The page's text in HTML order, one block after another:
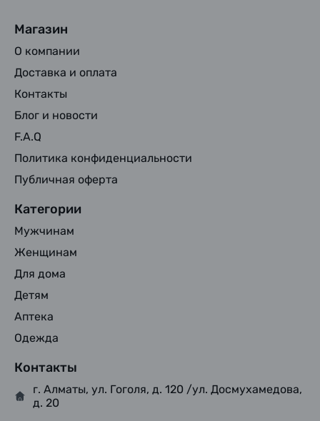
Магазин
О компании
Доставка и оплата
Контакты
Блог и новости
F.A.Q
Политика конфиденциальности
Публичная оферта
Категории
Мужчинам
Женщинам
Для дома
Детям
Аптека
Одежда
Контакты
г. Алматы, ул. Гоголя, д. 120 /ул. Досмухамедова,
д. 20